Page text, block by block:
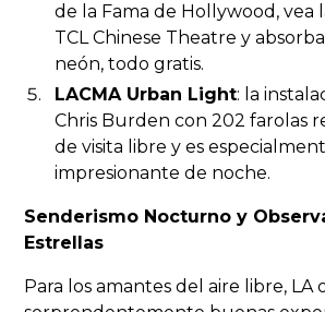
de la Fama de Hollywood, vea
TCL Chinese Theatre y
neón, todo gratis.
LACMA Urban Light: la
Chris Burden con 202 farolas
de visita libre y es
impresionante de noche.
Senderismo Nocturno y
Estrellas
Para los amantes del aire libre, LA